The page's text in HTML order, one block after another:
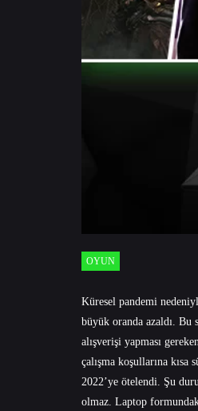
OYUN
Küresel pandemi
büyük oranda azaldı.
alışverişi yapması
çalışma koşullarına
2022’ye ötelendi. Şu
olmaz. Laptop